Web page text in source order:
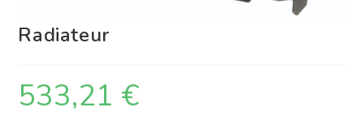
Radiateur
533,21 €